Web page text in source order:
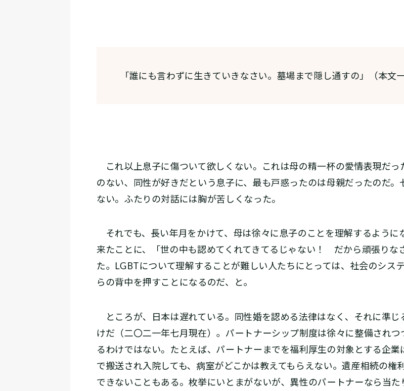
「誰にも言わずに生きていきなさい。墓場まで隠し通すの」（本文
これ以上息子に傷ついて欲しくない。これは母の精一杯の愛情表現だっ
のない、同性が好きだという息子に、最も戸惑ったのは母親だったのだ
ない。ふたりの対話には胸が苦しくなった。
それでも、長い年月をかけて、母は徐々に息子のことを理解するように
来たことに、「世の中も認めてくれてきてるじゃない！ だから頑張りな
た。LGBTについて理解することが難しい人たちにとっては、社会のシス
らの背中を押すことになるのだ、と。
ところが、日本は遅れている。同性婚を認める法律はなく、それに準
けだ（二〇二一年七月現在）。パートナーシップ制度は徐々に整備され
るわけではない。たとえば、パートナーまでを福利厚生の対象とする企
で搬送され入院しても、病室がどこかは教えてもらえない。遺産相続の権
できないこともある。枚挙にいとまがないが、異性のパートナーなら当